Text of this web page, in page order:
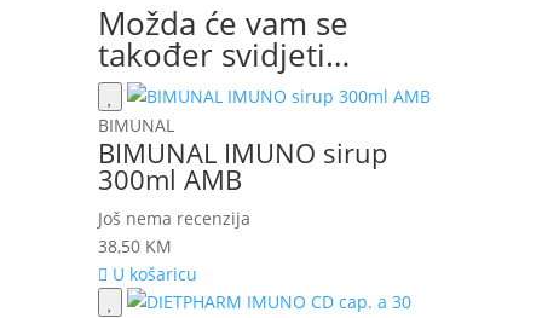
Možda će vam se
također svidjeti…
BIMUNAL
BIMUNAL IMUNO sirup
300ml AMB
Još nema recenzija
38,50 KM
U košaricu